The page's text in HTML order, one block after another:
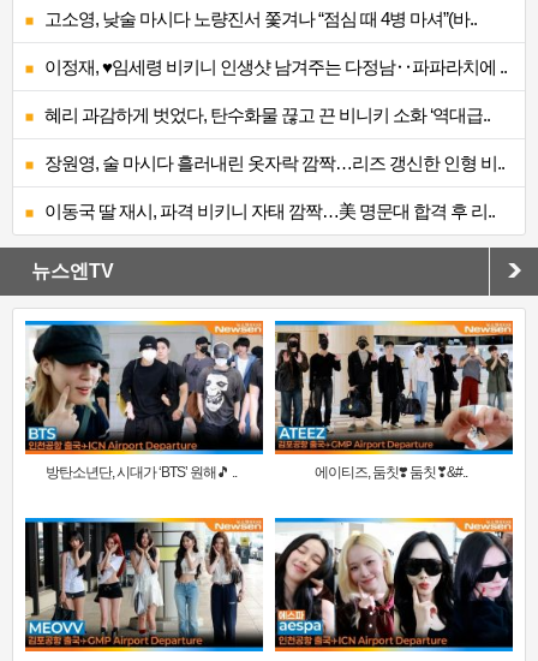
고소영, 낮술 마시다 노량진서 쫓겨나 “점심 때 4병 마셔”(바..
이정재, ♥임세령 비키니 인생샷 남겨주는 다정남‥파파라치에 ..
혜리 과감하게 벗었다, 탄수화물 끊고 끈 비니키 소화 ‘역대급..
장원영, 술 마시다 흘러내린 옷자락 깜짝…리즈 갱신한 인형 비..
이동국 딸 재시, 파격 비키니 자태 깜짝…美 명문대 합격 후 리..
뉴스엔TV
방탄소년단, 시대가 ‘BTS’ 원해🎵 .. 에이티즈, 둠칫❣️ 둠칫❣&#..